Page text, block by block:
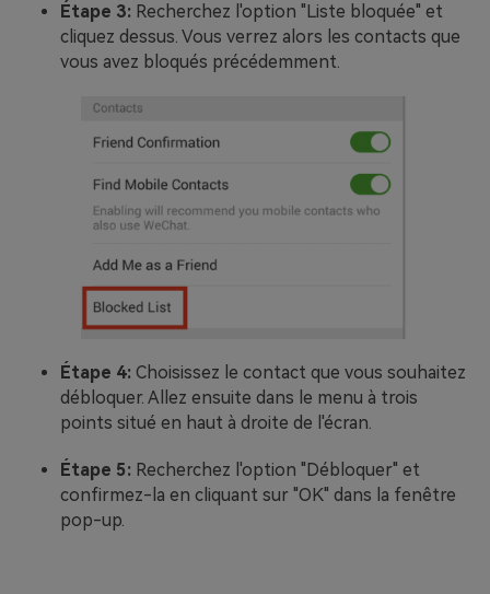
Étape 3: Recherchez l'option "Liste bloquée" et
cliquez dessus. Vous verrez alors les contacts que
vous avez bloqués précédemment.
Étape 4: Choisissez le contact que vous souhaitez
débloquer. Allez ensuite dans le menu à trois
points situé en haut à droite de l'écran.
Étape 5: Recherchez l'option "Débloquer" et
confirmez-la en cliquant sur "OK" dans la fenêtre
pop-up.